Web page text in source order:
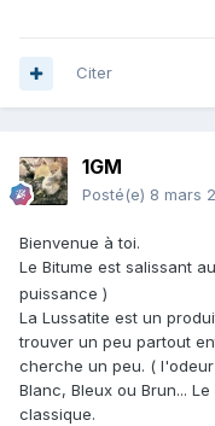
Citer
1GM
Posté(e) 8 mars
Bienvenue à toi.
Le Bitume est salissant
puissance )
La Lussatite est un
trouver un peu partout
cherche un peu. (
Blanc, Bleux ou Brun...
classique.